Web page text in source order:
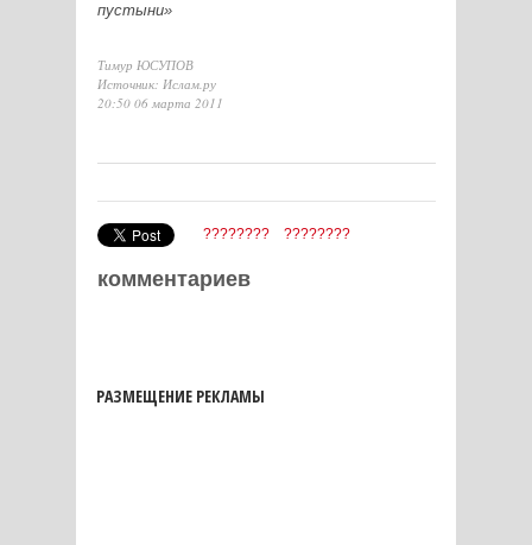
пустыни»
Тимур ЮСУПОВ
Источник: Ислам.ру
20:50 06 марта 2011
???????? ????????
комментариев
РАЗМЕЩЕНИЕ РЕКЛАМЫ